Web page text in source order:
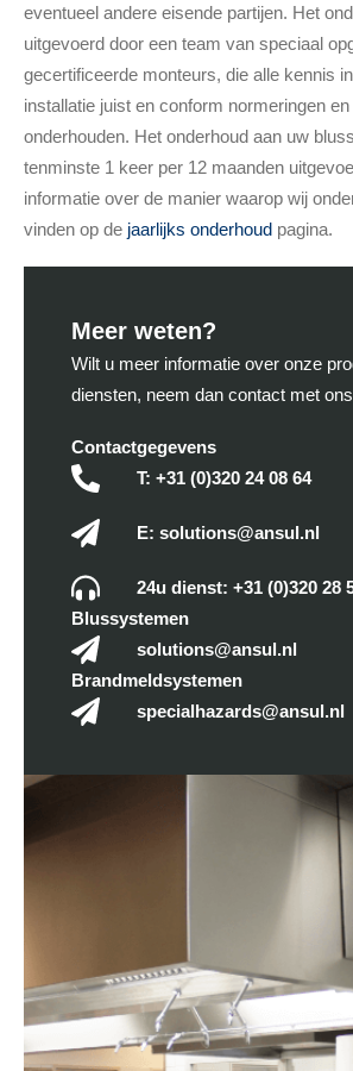
eventueel andere eisende partijen. Het
uitgevoerd door een team van speciaal
gecertificeerde monteurs, die alle kennis
installatie juist en conform normeringen
onderhouden. Het onderhoud aan uw
tenminste 1 keer per 12 maanden
informatie over de manier waarop wij
vinden op de jaarlijks onderhoud pagina.
Meer weten?
Wilt u meer informatie over onze
diensten, neem dan contact met
Contactgegevens
T: +31 (0)320 24 08 64
E: solutions@ansul.nl
24u dienst: +31 (0)320 28
Blussystemen
solutions@ansul.nl
Brandmeldsystemen
specialhazards@ansul.nl